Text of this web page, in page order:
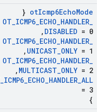
otIcmp6EchoMode
{
OT_ICMP6_ECHO_HANDLER_
DISABLED = 0
,
OT_ICMP6_ECHO_HANDLER_
UNICAST_ONLY = 1
,
OT_ICMP6_ECHO_HANDLER_
MULTICAST_ONLY = 2
,
_ICMP6_ECHO_HANDLER_ALL
= 3
}